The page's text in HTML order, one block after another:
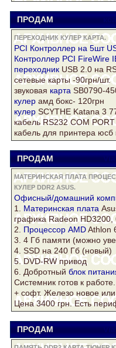
ПРОДАМ
ПЕРЕХОДНИК КУЛЕР КАРТА.
PCI Контроллер на 5шт
Контроллер PCI FireWire
переходник USB 2.0 на
сетевые карты -90грн/шт.
звуковая карта SB0790-
кулер амд бокс- 120грн
кулер SCYTHE Katana 3
кабель RS232 COM
кабель для принтера
ПРОДАМ
МАТЕРИНСКАЯ ПЛАТА
КУЛЕР DDR2 ASUS.
Офисный/домашний
1. Материнская плата
графикаRadeonHD3200,
2. Процессор AMDAthlon
3. 4 Гб памяти (можно
4. SSD на 240 Гб (новый)
5. DVD-RW привод
6. Добротный блок
Системник готов к
+ софт. Железо новое
Цена 3400 грн. Есть
ПРОДАМ